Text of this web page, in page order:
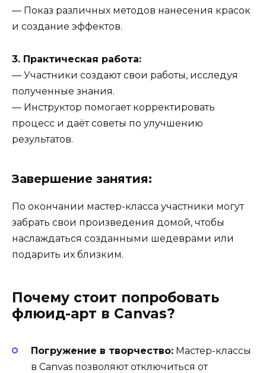
— Показ различных методов нанесения красок
и создание эффектов.
3. Практическая работа:
— Участники создают свои работы, исследуя
полученные знания.
— Инструктор помогает корректировать
процесс и даёт советы по улучшению
результатов.
Завершение занятия:
По окончании мастер-класса участники могут
забрать свои произведения домой, чтобы
наслаждаться созданными шедеврами или
подарить их близким.
Почему стоит попробовать
флюид-арт в Canvas?
Погружение в творчество: Мастер-классы
в Canvas позволяют отключиться от